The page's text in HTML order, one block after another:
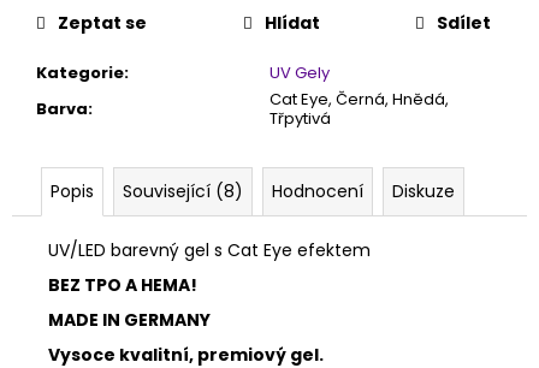
Kategorie:
UV Gely
Barva:
Cat Eye, Černá, Hnědá,
Třpytivá
Zeptat se Hlídat Sdílet
Popis Související (8) Hodnocení Diskuze
UV/LED barevný gel s Cat Eye efektem
BEZ TPO A HEMA!
MADE IN GERMANY
Vysoce kvalitní, premiový gel.
Kč